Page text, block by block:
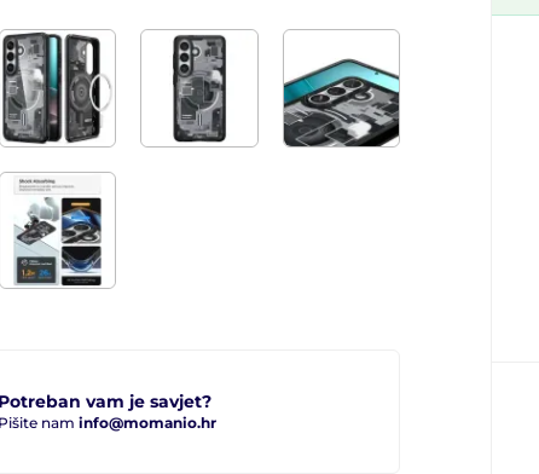
Potreban vam je savjet?
Pišite nam info@momanio.hr